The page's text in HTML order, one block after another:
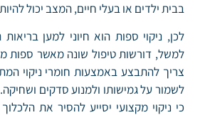
בבית ילדים או בעלי חיים, המצב יכול
לכן, ניקוי ספות הוא חיוני למען
למשל, דורשות טיפול שונה מאשר ספות
צריך להתבצע באמצעות חומרי ניקוי
לשמור על גמישותו ולמנוע סדקים
כי ניקוי מקצועי יסייע להסיר את